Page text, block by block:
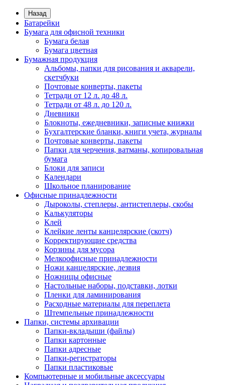
Назад
Батарейки
Бумага для офисной техники
Бумага белая
Бумага цветная
Бумажная продукция
Альбомы, папки для рисования и акварели,
скетчбуки
Почтовые конверты, пакеты
Тетради от 12 л. до 48 л.
Тетради от 48 л. до 120 л.
Дневники
Блокноты, ежедневники, записные книжки
Бухгалтерские бланки, книги учета, журналы
Почтовые конверты, пакеты
Папки для черчения, ватманы, копировальная
бумага
Блоки для записи
Календари
Школьное планирование
Офисные принадлежности
Дыроколы, степлеры, антистеплеры, скобы
Калькуляторы
Клей
Клейкие ленты канцелярские (скотч)
Корректирующие средства
Корзины для мусора
Мелкоофисные принадлежности
Ножи канцелярские, лезвия
Ножницы офисные
Настольные наборы, подставки, лотки
Пленки для ламинирования
Расходные материалы для переплета
Штемпельные принадлежности
Папки, системы архивации
Папки-вкладыши (файлы)
Папки картонные
Папки адресные
Папки-регистраторы
Папки пластиковые
Компьютерные и мобильные аксессуары